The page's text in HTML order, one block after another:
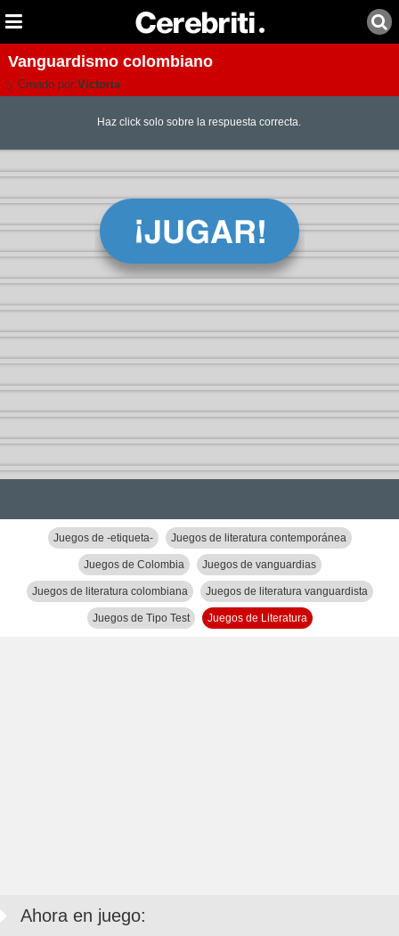
Vanguardismo colombiano
Creado por:Victoria
Haz click solo sobre la respuesta correcta.
Juegos de -etiqueta- Juegos de literatura contemporánea
Juegos de Colombia Juegos de vanguardias
Juegos de literatura colombiana Juegos de literatura vanguardista
Juegos de Tipo Test Juegos de Literatura
Ahora en juego: